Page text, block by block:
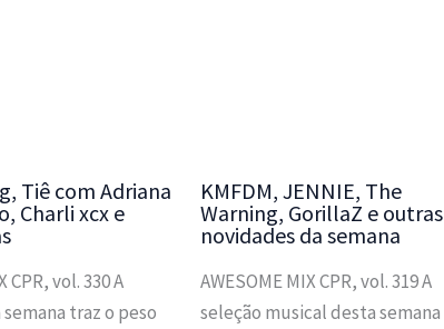
Tiê com Adriana
Charli xcx e
CPR, vol. 330 A
traz o peso
KMFDM, JENNIE, The
Warning, GorillaZ e outras
novidades da semana
AWESOME MIX CPR, vol. 319 A
seleção musical desta semana